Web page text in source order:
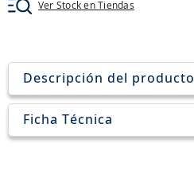
Ver Stock en Tiendas
Descripción del producto
Ficha Técnica